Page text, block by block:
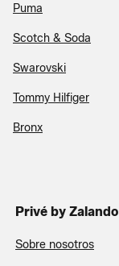
Puma
Scotch & Soda
Swarovski
Tommy Hilfiger
Bronx
Privé by Zalando
Sobre nosotros